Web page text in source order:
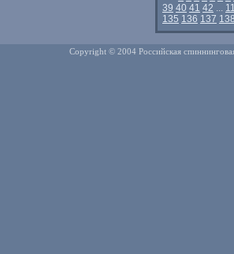
39 40 41 42 ...
135 136 137 138
Copyright © 2004 Российская